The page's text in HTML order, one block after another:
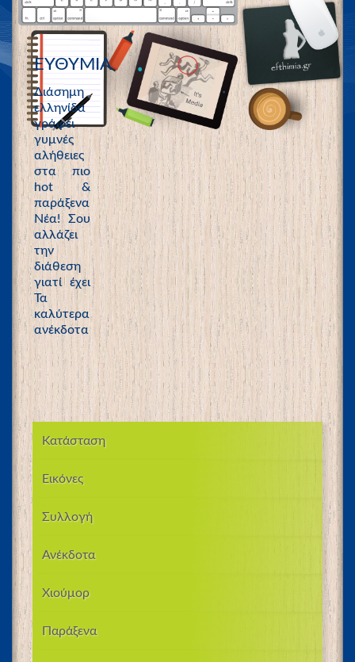
ΕΥΘΥΜΙΑ
Διάσημη
ελληνίδα
γράφει
γυμνές
αλήθειες
στα πιο
hot &
παράξενα
Νέα! Σου
αλλάζει
την
διάθεση
γιατί έχει
Τα
καλύτερα
ανέκδοτα
Κατάσταση
Εικόνες
Συλλογή
Ανέκδοτα
Χιούμορ
Παράξενα